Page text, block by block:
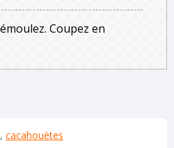
Coupez en
, cacahouètes